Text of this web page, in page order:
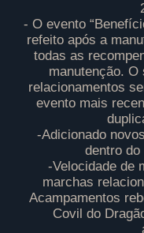
- O evento
refeito após a
todas as
manutenção.
relacionamentos
evento mais
-Adicionado
dentro do
-Velocidade de
marchas
Acampamentos
Covil do